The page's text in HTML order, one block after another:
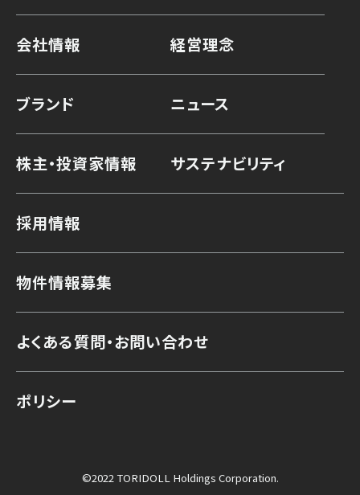
会社情報 経営理念
ブランド ニュース
株主・投資家情報 サステナビリティ
採用情報
物件情報募集
よくある質問・お問い合わせ
ポリシー
©2022 TORIDOLL Holdings Corporation.